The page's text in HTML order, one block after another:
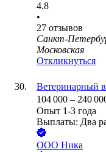
4.8
•
27 отзывов
Санкт-
Московская
Откликнуться
Ветеринарный
104 000 – 240
Опыт 1-3 года
Выплаты: Два
ООО Ника